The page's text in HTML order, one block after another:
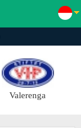
Valerenga